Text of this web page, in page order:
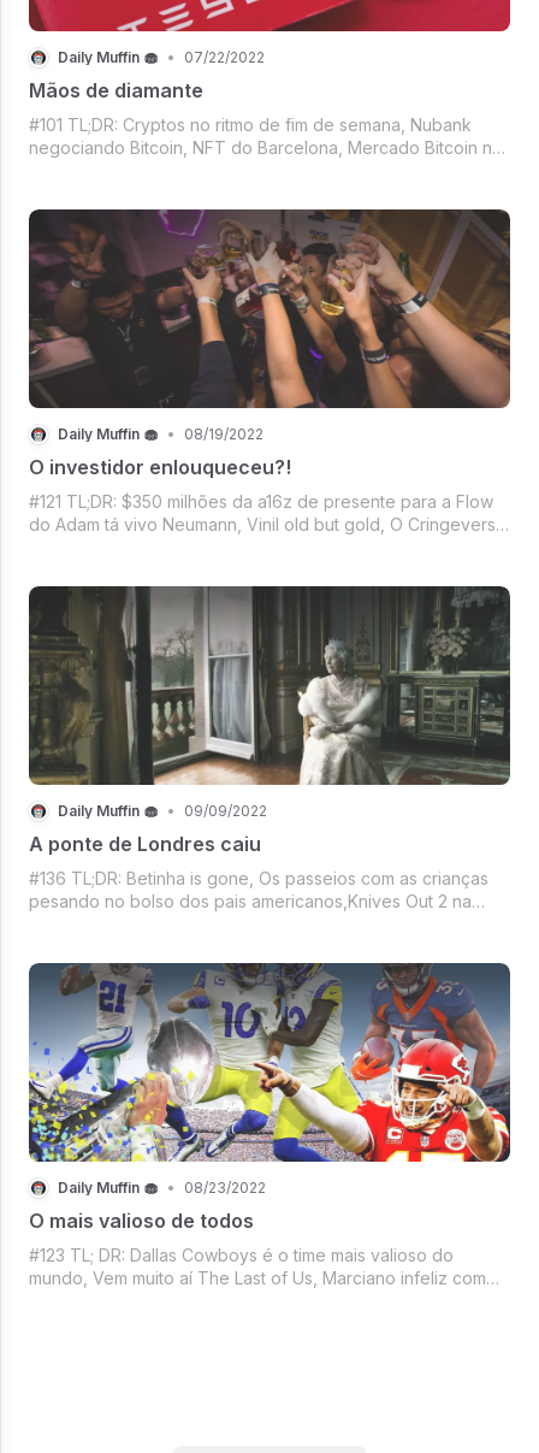
Daily Muffin 🧁 • 07/22/2022
Mãos de diamante
#101 TL;DR: Cryptos no ritmo de fim de semana, Nubank
negociando Bitcoin, NFT do Barcelona, Mercado Bitcoin no
muito mais.
Daily Muffin 🧁 • 08/19/2022
O investidor enlouqueceu?!
#121 TL;DR: $350 milhões da a16z de presente para a Flow
do Adam tá vivo Neumann, Vinil old but gold, O Cringeverso
forças pra reagir a maré ve
Daily Muffin 🧁 • 09/09/2022
A ponte de Londres caiu
#136 TL;DR: Betinha is gone, Os passeios com as crianças
pesando no bolso dos pais americanos,Knives Out 2 na
Mercado crypto ignorando Jerome
Daily Muffin 🧁 • 08/23/2022
O mais valioso de todos
#123 TL; DR: Dallas Cowboys é o time mais valioso do
mundo, Vem muito aí The Last of Us, Marciano infeliz com